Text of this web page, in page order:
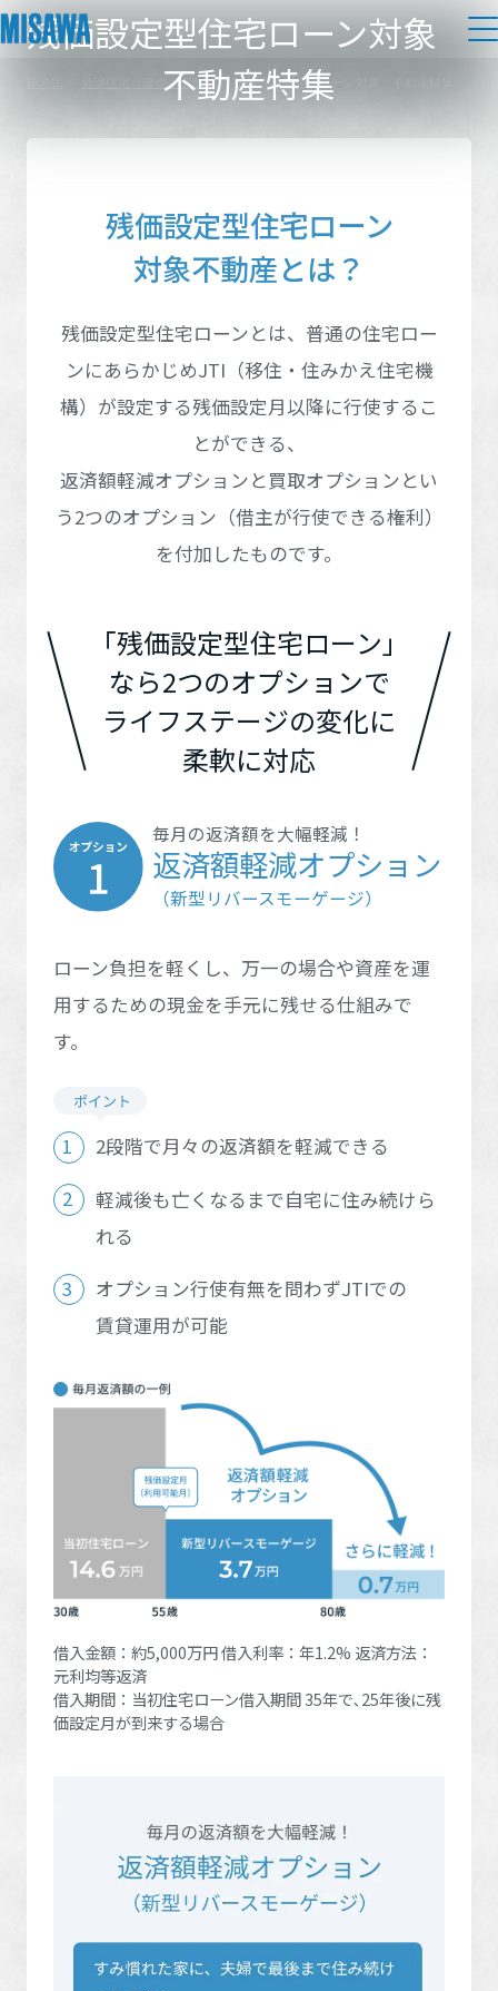
商品ラインアップ
テクノロジー（住まいの性能）
デザイナーズギャラリー
インテリア
住まいづくりガイド
分譲住宅（建売・土地）検索
中古住宅検索
分譲マンション検索
[MISAWA RELAY]
住まいの売却
多彩な動画やこだわりが詰まった建築実例、注目の最新情報など、
住まいづくりを楽しく学べるデジタルラウンジです。
個人のお客さま
賃貸併用住宅
店舗・各種施設
土地活用実例
企業不動産活用（CRE）戦略
社宅建築
医療・介護・子育て・障がい福祉施設
これから土地活用・賃貸経営をご検討の方
土地活用の基礎から長期安定経営を目指すオーナー様まで、賃貸経
営に役立つ多彩な情報を幅広くお届けします。
ホームラウンジ 土地活用・賃貸経営
リフォーム
ミサワリフォームとは
リフォームメニュー
事業用リノベーション
ホテル・旅館リフォーム
これからリフォームをご検討の方
ォームの具体策とアイデアを豊富にご用意しています。
ホームラウンジ リフォーム
まちづくり
複合開発・投資開発
複合開発事業（ASMACI-アスマチ-）
再開発・官民連携事業
分譲マンション開発事業
建築再生事業
事業用売買
分譲用地
すべてのフィールドに新しい価値をデザインし、持続可能な未来志
向のまちづくりを実現していきます。
ミサワゼネラルソリューション
オーナーサポート
アフターメンテナンス
ミサワリフォーム
ご相談窓口
お客様センター
ミサワホームオーナーさま・リフォーム工事ご契約者さまとミサワ
ホームを結ぶコミュニケーションサイト。お得・便利・安心なコン
テンツや、ミサワホームからの大切なお知らせなど配信していま
ミサワオーナーズクラブ
業・IR情報
MISAWAについて
ミサワホームグループ
環境活動
新卒者採用
中途採用
障がい者採用
ウエルネス事業
海外事業
ミサワアイデンティティ
展示場・イベント情報
カタログ請求
分譲住宅（建売・土地）> 残価設定型住宅ローン対象 不動産特集
残価設定型住宅ローン対象
不動産特集
残価設定型住宅ローン
対象不動産とは？
残価設定型住宅ローンとは、普通の住宅ロー
ンにあらかじめJTI（移住・住みかえ住宅機
構）が設定する残価設定月以降に行使するこ
とができる、
返済額軽減オプションと買取オプションとい
う2つのオプション（借主が行使できる権利）
を付加したものです。
「残価設定型住宅ローン」
なら2つのオプションで
ライフステージの変化に
柔軟に対応
毎月の返済額を大幅軽減！
返済額軽減オプション
（新型リバースモーゲージ）
ローン負担を軽くし、万一の場合や資産を運
用するための現金を手元に残せる仕組みで
す。
2段階で月々の返済額を軽減できる
軽減後も亡くなるまで自宅に住み続けら
れる
オプション行使有無を問わずJTIでの
賃貸運用が可能
借入金額：約5,000万円 借入利率：年1.2% 返済方法：
元利均等返済
借入期間：当初住宅ローン借入期間 35年で､25年後に残
価設定月が到来する場合
都道府県を選択
北海道エリア
北海道
東北エリア
東北エリア
宮城県 秋田県
関東エリア
栃木県
千葉県 東京都
神奈川県
甲信越・北陸エリア
甲信越・北陸エリア
富山県 新潟県
石川県 長野県
山梨県
東海エリア
岐阜県 愛知県
静岡県
近畿エリア
近畿エリア
兵庫県 滋賀県
中国エリア
鳥取県 島根県
山口県
四国エリア
四国エリア
徳島県 香川県
九州エリア
長崎県
鹿児島県
全国エリアに戻る